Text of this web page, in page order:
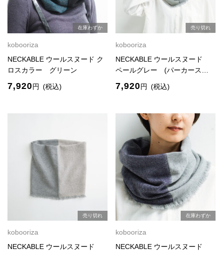
kobooriza
在庫わずか
NECKABLE ウールスヌード ク
ロスカラー グリーン
7,920円 (税込)
kobooriza
売り切れ
NECKABLE ウールスヌード
ペールグレー (パーカース…
7,920円 (税込)
kobooriza
売り切れ
NECKABLE ウールスヌード
kobooriza
在庫わずか
NECKABLE ウールスヌード